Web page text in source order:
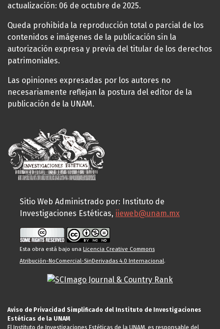
actualización: 06 de octubre de 2025.
Queda prohibida la reproducción total o parcial de los
contenidos e imágenes de la publicación sin la
autorización expresa y previa del titular de los derechos
patrimoniales.
Las opiniones expresadas por los autores no
necesariamente reflejan la postura del editor de la
publicación de la UNAM.
Sitio Web Administrado por: Instituto de
Investigaciones Estéticas, iieweb@unam.mx
Esta obra está bajo una Licencia Creative Commons
Atribución-NoComercial-SinDerivadas 4.0 Internacional.
Aviso de Privacidad Simplificado del Instituto de Investigaciones
Estéticas de la UNAM